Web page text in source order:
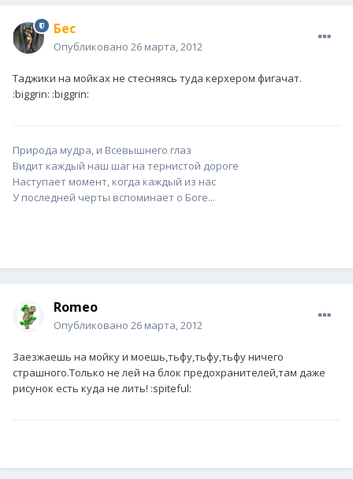
Бес
Опубликовано 26 марта, 2012
Таджики на мойках не стесняясь туда керхером фигачат.
:biggrin: :biggrin:
Природа мудра, и Всевышнего глаз
Видит каждый наш шаг на тернистой дороге
Наступает момент, когда каждый из нас
У последней черты вспоминает о Боге...
Romeo
Опубликовано 26 марта, 2012
Заезжаешь на мойку и моешь,тьфу,тьфу,тьфу ничего
страшного.Только не лей на блок предохранителей,там даже
рисунок есть куда не лить! :spiteful: